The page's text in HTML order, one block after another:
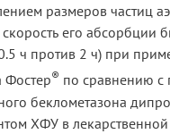
размеров частиц
его абсорбции
ч против 2 ч) при
Фостер® по сравнению с
беклометазона
ХФУ в